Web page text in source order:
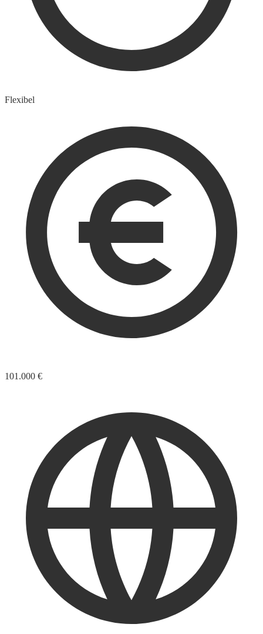
Flexibel
101.000 €